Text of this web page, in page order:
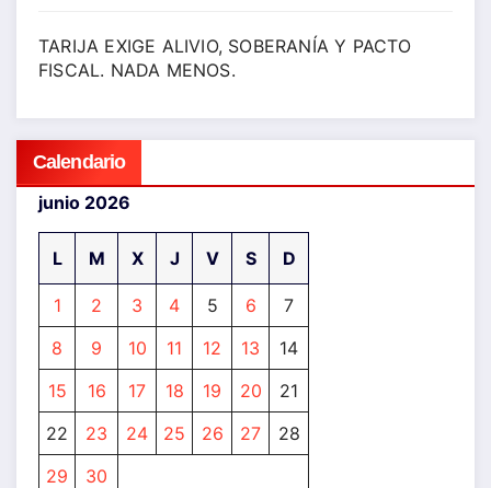
TARIJA EXIGE ALIVIO, SOBERANÍA Y PACTO
FISCAL. NADA MENOS.
Calendario
junio 2026
L M X J V S D
1 2 3 4 5 6
7
8
9 10 11 12 13
14
15
16 17 18 19 20
21
22
23 24 25 26 27
28
29
30